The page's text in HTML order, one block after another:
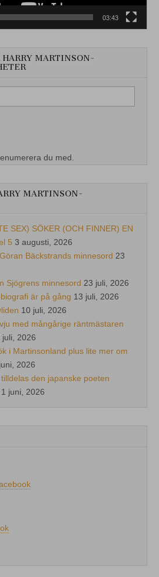
03:43
HARRY MARTINSON-
du med.
MARTINSON-
SEX) SÖKER (OCH FINNER) EN
5 3 augusti, 2026
Bäckstrands minnesord 23
Sjögrens minnesord 23 juli, 2026
är på gång 13 juli, 2026
10 juli, 2026
med mångårige räntmästaren
juli, 2026
i Martinsonland plus lite mer om
2026
den japanske poeten
1 juni, 2026